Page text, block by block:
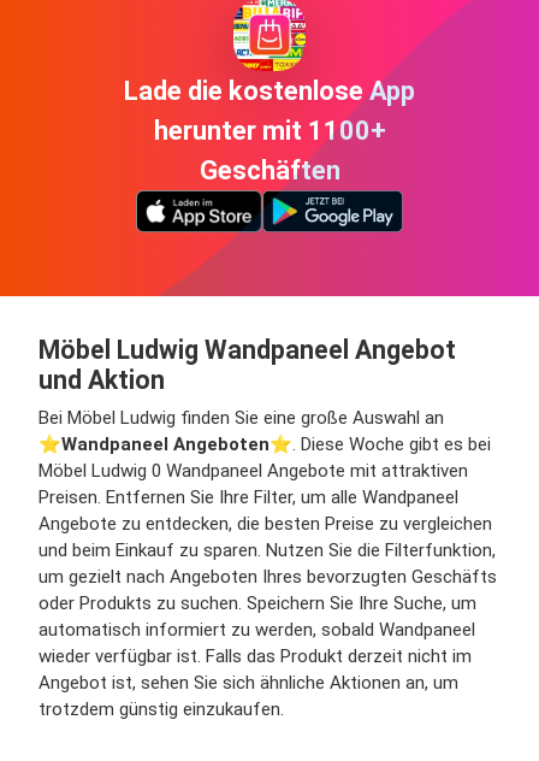
Lade die kostenlose App
herunter mit 1100+
Geschäften
Möbel Ludwig Wandpaneel Angebot
und Aktion
Bei Möbel Ludwig finden Sie eine große Auswahl an
⭐️Wandpaneel Angeboten⭐️. Diese Woche gibt es bei
Möbel Ludwig 0 Wandpaneel Angebote mit attraktiven
Preisen. Entfernen Sie Ihre Filter, um alle Wandpaneel
Angebote zu entdecken, die besten Preise zu vergleichen
und beim Einkauf zu sparen. Nutzen Sie die Filterfunktion,
um gezielt nach Angeboten Ihres bevorzugten Geschäfts
oder Produkts zu suchen. Speichern Sie Ihre Suche, um
automatisch informiert zu werden, sobald Wandpaneel
wieder verfügbar ist. Falls das Produkt derzeit nicht im
Angebot ist, sehen Sie sich ähnliche Aktionen an, um
trotzdem günstig einzukaufen.